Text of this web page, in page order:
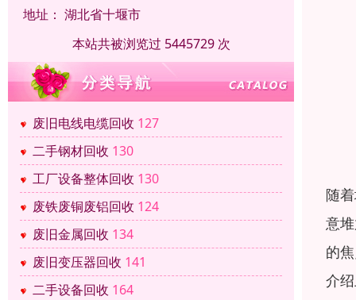
地址： 湖北省十堰市
本站共被浏览过 5445729 次
废旧电线电缆回收 127
二手钢材回收 130
工厂设备整体回收 130
废铁废铜废铝回收 124
废旧金属回收 134
废旧变压器回收 141
二手设备回收 164
随
意
的
介